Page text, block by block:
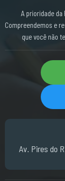
A prioridade da
Compreendemos e
que você não
Av. Pires do